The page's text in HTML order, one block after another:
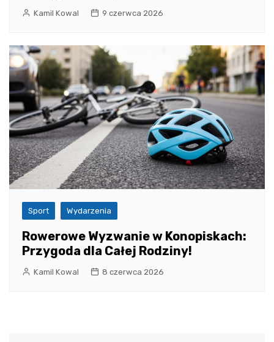
Kamil Kowal 9 czerwca 2026
Sport Wydarzenia
Rowerowe Wyzwanie w Konopiskach:
Przygoda dla Całej Rodziny!
Kamil Kowal 8 czerwca 2026